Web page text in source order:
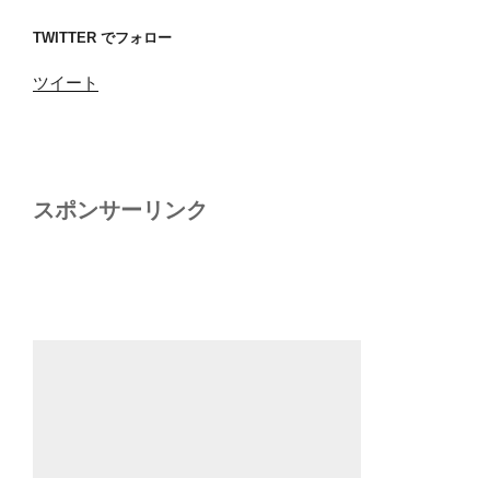
TWITTER でフォロー
ツイート
スポンサーリンク